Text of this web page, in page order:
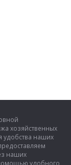
хозяйственных
удобства наших
наших
удобного